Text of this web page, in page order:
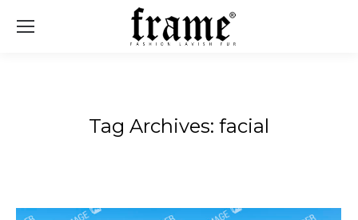
Tag Archives: facial